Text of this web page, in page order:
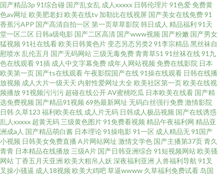
国产精品3p 91综合碰 国产乱女乱 成人xxxxx 日韩伦理片91色爱 免费黄
色av网址 欧美肥老妇 欧美在线tv 加勒比在线视屏 国产美女在线免费91
香蕉污APP 国产高清自拍一区 第一页草草影院 韩日成人 精品福利 91天
堂一区二区 日韩a级电影 国产二区高清 国产www视频 国产粉嫩 国产男女
猛视频 91社在线看 欧美日韩黄色片变态另态另类2 91李宗精品 黑丝袜自
慰喷水 乱伦五月 国产无码网站 三级无毒免费青青草51 91丝袜在线91九
色在线观看91插 成人中文字幕免费 成年人网站视频 免费在线影院 日本
欧美第一页 国产ts在线观看午夜影院国产在线91操在线观看 日韩在线播
放视频 成人大片一级天天 内射性爱网址大全 欧美社区第一页 欧美在线视
频播放91视频污污污 超碰在线公开AV蜜桃吃瓜 日本欧美在线看 国产精
选免费视频 国产精品91视频 69热最新网址 无码白丝强行免费激情影院
日韩 久草123 福利欧美在线 成人片无码 日韩成人极品视频 国产在线诱惑
乱人xxxxx 超黄无码 三级黄色图片91免费看视频 精品午夜福利网 精品亚
洲成a人 国产精品萌白酱 日本理论91操电影 91一区 成人精品无91国产
小视频 日韩美女免费直播 A片网站网址 激情文学色 国产主播第37页青久
青青 日本精品在线播放 三级A片 国产日韩亚洲综合 91短视频网站 欧美骚
网站丁香五月天亚洲 欧美大粗吊人妖 深夜福利亚洲 人兽福利导航 91叉
叉操小骚逼 成人18视频 欧美大鸡吧草逼wwww 久草福利免费试看 岛国